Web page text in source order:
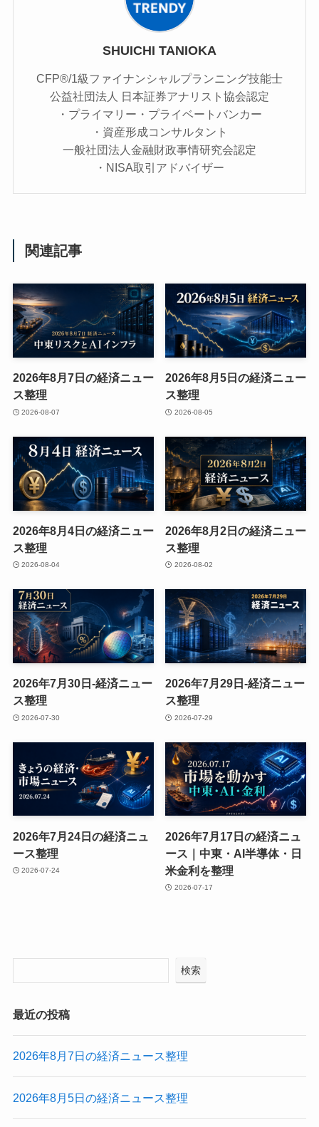
SHUICHI TANIOKA
CFP®/1級ファイナンシャルプランニング技能士
公益社団法人 日本証券アナリスト協会認定
・プライマリー・プライベートバンカー
・資産形成コンサルタント
一般社団法人金融財政事情研究会認定
・NISA取引アドバイザー
関連記事
2026年8月7日の経済ニュー
ス整理
2026-08-07
2026年8月5日の経済ニュー
ス整理
2026-08-05
2026年8月4日の経済ニュー
ス整理
2026-08-04
2026年8月2日の経済ニュー
ス整理
2026-08-02
2026年7月30日-経済ニュー
ス整理
2026-07-30
2026年7月29日-経済ニュー
ス整理
2026-07-29
2026年7月24日の経済ニュ
ース整理
2026-07-24
2026年7月17日の経済ニュ
ース｜中東・AI半導体・日
米金利を整理
2026-07-17
検索
最近の投稿
2026年8月7日の経済ニュース整理
2026年8月5日の経済ニュース整理